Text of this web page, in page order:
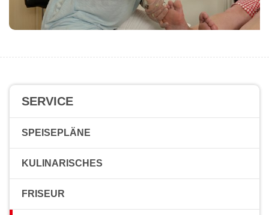
SERVICE
SPEISEPLÄNE
KULINARISCHES
FRISEUR